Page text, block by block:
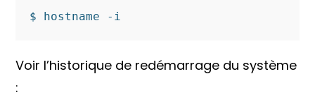
Voir l’historique de redémarrage du système
: